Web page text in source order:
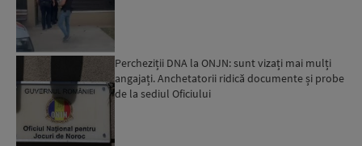
Percheziții DNA la ONJN: sunt vizați mai mulți
angajați. Anchetatorii ridică documente și probe
de la sediul Oficiului